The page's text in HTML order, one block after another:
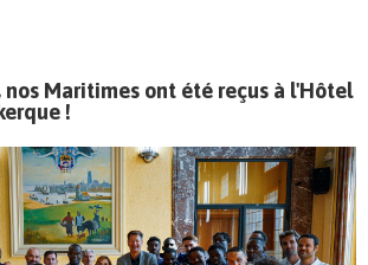
nos Maritimes ont été reçus à l'Hôtel
!